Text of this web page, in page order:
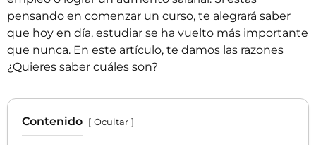
pensando en comenzar un curso, te alegrará saber
que hoy en día, estudiar se ha vuelto más importante
que nunca. En este artículo, te damos las razones
¿Quieres saber cuáles son?
Contenido Ocultar